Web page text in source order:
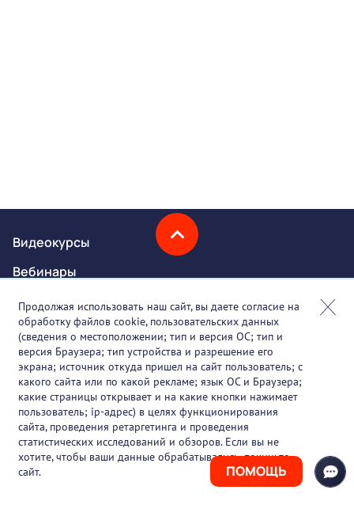
ПОМОЩЬ
Видеокурсы
Вебинары
Онлайн-события
Партнеры
О проекте
Вакансии
Блог
Контакты
Продолжая использовать наш сайт, вы даете согласие на
обработку файлов cookie, пользовательских данных
(сведения о местоположении; тип и версия ОС; тип и
версия Браузера; тип устройства и разрешение его
экрана; источник откуда пришел на сайт пользователь; с
какого сайта или по какой рекламе; язык ОС и Браузера;
какие страницы открывает и на какие кнопки нажимает
пользователь; ip-адрес) в целях функционирования
сайта, проведения ретаргетинга и проведения
статистических исследований и обзоров. Если вы не
хотите, чтобы ваши данные обрабатывались, покиньте
сайт.